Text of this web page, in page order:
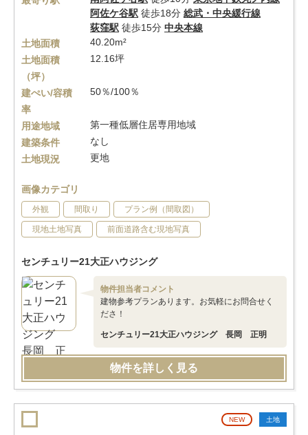
阿佐ケ谷駅 徒歩18分 総武・中央緩行線
荻窪駅 徒歩15分 中央本線
土地面積
40.20m²
土地面積
（坪）
12.16坪
建ぺい/容積
率
50％/100％
用途地域
第一種低層住居専用地域
建築条件
なし
土地現況
更地
画像カテゴリ
外観 間取り プラン例（間取図）
現地土地写真 前面道路含む現地写真
センチュリー21大正ハウジング
物件担当者コメント
建物参考プランあります。お気軽にお問合せく
ださ！
センチュリー21大正ハウジング 長岡 正明
物件を詳しく見る
NEW 土地